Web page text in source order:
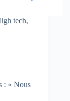
tech,
: « Nous